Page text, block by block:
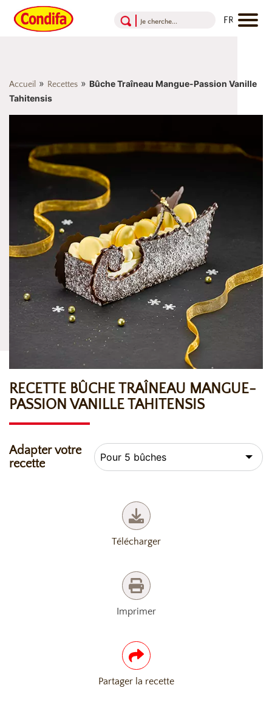
Accueil » Recettes » Bûche Traîneau Mangue-Passion Vanille
Tahitensis
RECETTE BÛCHE TRAÎNEAU MANGUE-
PASSION VANILLE TAHITENSIS
Adapter votre
recette
Télécharger
Imprimer
Partager la recette